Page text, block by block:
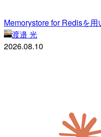
Memorystore for Redisを
渡邉 光
2026.08.10